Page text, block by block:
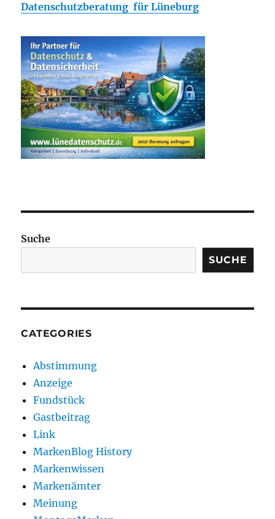
Datenschutzberatung für Lüneburg
Suche
SUCHE
CATEGORIES
Abstimmung
Anzeige
Fundstück
Gastbeitrag
Link
MarkenBlog History
Markenwissen
Markenämter
Meinung